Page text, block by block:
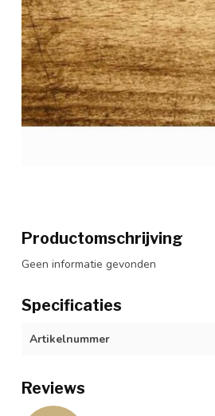
Productomschrijving
Geen informatie gevonden
Specificaties
Artikelnummer
Reviews